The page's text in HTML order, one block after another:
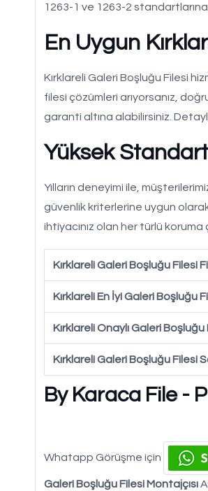
1263-1 ve 1263-2
En Uygun
Kırklareli Galeri Boşluğu Filesi
filesi çözümleri arıyorsanız,
garanti altına alabilirsiniz.
Yüksek
Yılların deneyimi ile,
güvenlik kriterlerine uygun
ihtiyacınız olan her türlü
By Karaca File -
Kırklareli Galeri Boşluğu Filesi
Kırklareli En İyi Galeri Boşluğu
Kırklareli Onaylı Galeri
Kırklareli Galeri Boşluğu Filesi
Whatapp Görüşme için
Galeri Boşluğu Filesi Montajçısı